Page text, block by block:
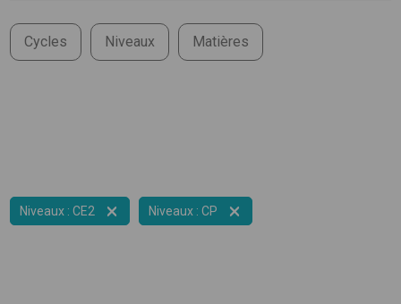
Cycles Niveaux Matières
Niveaux : CE2  Niveaux : CP 